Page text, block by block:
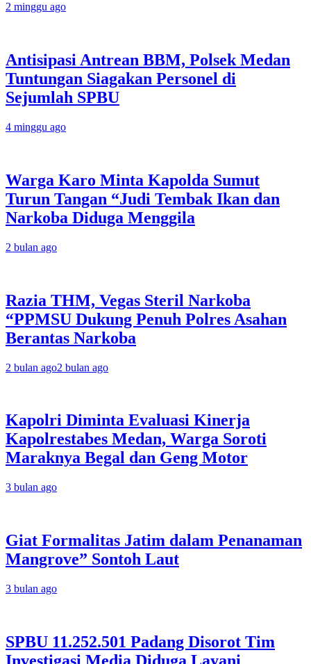
2 minggu ago
Antisipasi Antrean BBM, Polsek Medan
Tuntungan Siagakan Personel di
Sejumlah SPBU
4 minggu ago
Warga Karo Minta Kapolda Sumut
Turun Tangan “Judi Tembak Ikan dan
Narkoba Diduga Menggila
2 bulan ago
Razia THM, Vegas Steril Narkoba
“PPMSU Dukung Penuh Polres Asahan
Berantas Narkoba
2 bulan ago2 bulan ago
Kapolri Diminta Evaluasi Kinerja
Kapolrestabes Medan, Warga Soroti
Maraknya Begal dan Geng Motor
3 bulan ago
Giat Formalitas Jatim dalam Penanaman
Mangrove” Sontoh Laut
3 bulan ago
SPBU 11.252.501 Padang Disorot Tim